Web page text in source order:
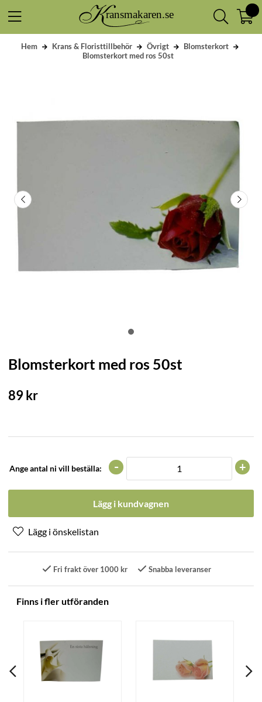
Hem Krans & Floristtillbehör Övrigt
Blomsterkort
Blomsterkort med ros 50st
Blomsterkort med ros 50st
89kr
Ange antal ni vill beställa: +
-
Lägg i kundvagnen
Fri frakt över 1000 kr Snabba leveranser
Finns i fler utföranden